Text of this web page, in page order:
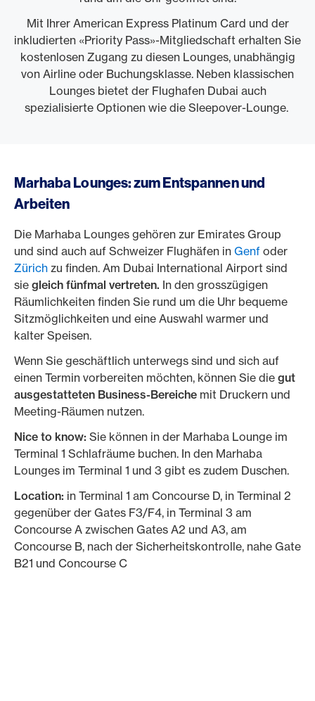
Mit Ihrer American Express Platinum Card und der
inkludierten «Priority Pass»-Mitgliedschaft erhalten Sie
kostenlosen Zugang zu diesen Lounges, unabhängig
von Airline oder Buchungsklasse. Neben klassischen
Lounges bietet der Flughafen Dubai auch
spezialisierte Optionen wie die Sleepover-Lounge.
Marhaba Lounges: zum Entspannen und
Arbeiten
Die Marhaba Lounges gehören zur Emirates Group
und sind auch auf Schweizer Flughäfen in Genf oder
Zürich zu finden. Am Dubai International Airport sind
sie gleich fünfmal vertreten. In den grosszügigen
Räumlichkeiten finden Sie rund um die Uhr bequeme
Sitzmöglichkeiten und eine Auswahl warmer und
kalter Speisen.
Wenn Sie geschäftlich unterwegs sind und sich auf
einen Termin vorbereiten möchten, können Sie die gut
ausgestatteten Business-Bereiche mit Druckern und
Meeting-Räumen nutzen.
Nice to know: Sie können in der Marhaba Lounge im
Terminal 1 Schlafräume buchen. In den Marhaba
Lounges im Terminal 1 und 3 gibt es zudem Duschen.
Location: in Terminal 1 am Concourse D, in Terminal 2
gegenüber der Gates F3/F4, in Terminal 3 am
Concourse A zwischen Gates A2 und A3, am
Concourse B, nach der Sicherheitskontrolle, nahe Gate
B21 und Concourse C